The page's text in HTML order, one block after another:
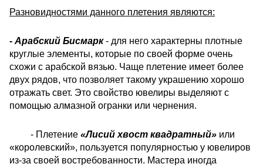
Разновидностями данного плетения являются:
- Арабский Бисмарк- для него характерны плотные
круглые элементы, которые по своей форме очень
схожи с арабской вязью. Чаще плетение имеет более
двух рядов, что позволяет такому украшению хорошо
отражать свет. Это свойство ювелиры выделяют с
помощью алмазной огранки или чернения.
- Плетение «Лисий хвост квадратный» или
«королевский», пользуется популярностью у ювелиров
из-за своей востребованности. Мастера иногда